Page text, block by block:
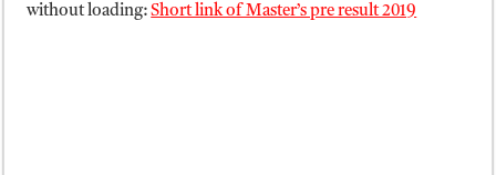
without loading:Short link of Master’s pre result 2019